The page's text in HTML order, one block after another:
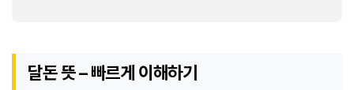
달돈 뜻 – 빠르게 이해하기